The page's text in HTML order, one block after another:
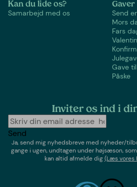
Kan du lide os?
Samarbejd med os
Gaver
Send
Mors
Fars
Gave
Påske
Inviter os ind i
Send
Ja, send mig nyhedsbreve med nyheder/
gange i ugen,undtagen under højsæson, som
kan altid afmelde dig(Læs vores